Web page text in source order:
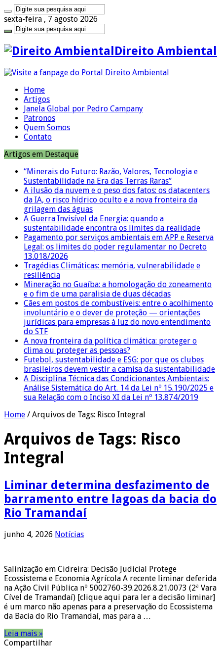
sexta-feira , 7 agosto 2026
Direito Ambiental
Home
Artigos
Janela Global por Pedro Campany
Patronos
Quem Somos
Contato
Artigos em Destaque
“Minerais do Futuro: Razão, Valores, Tecnologia e
Sustentabilidade na Era das Terras Raras”
A ilusão da nuvem e o peso dos fatos: os datacenters
da IA, o risco hídrico oculto e a nova fronteira da
grilagem das águas
A Guerra Invisível da Energia: quando a
sustentabilidade encontra os limites da realidade
Pagamento por serviços ambientais em APP e Reserva
Legal: os limites do poder regulamentar no Decreto
13.018/2026
Tragédias Climáticas: memória, vulnerabilidade e
resiliência
Mineração no Guaíba: a homologação do zoneamento
e o fim de uma paralisia de duas décadas
Cães em postos de combustíveis: entre o acolhimento
involuntário e o dever de proteção — orientações
jurídicas para empresas à luz do novo entendimento
do STF
A nova fronteira da política climática: proteger o
clima ou proteger as pessoas?
Futebol, sustentabilidade e ESG: por que os clubes
brasileiros devem vestir a camisa da sustentabilidade
A Disciplina Técnica das Condicionantes Ambientais:
Análise Sistemática do Art. 14 da Lei nº 15.190/2025 e
sua Relação com o Inciso XI da Lei nº 13.874/2019
Home / Arquivos de Tags: Risco Integral
Arquivos de Tags: Risco
Integral
Liminar determina desfazimento de
barramento entre lagoas da bacia do
Rio Tramandaí
junho 4, 2026 Notícias
Salinização em Cidreira: Decisão Judicial Protege
Ecossistema e Economia Agrícola A recente liminar deferida
na Ação Civil Pública nº 5002760-39.2026.8.21.0073 (2ª Vara
Cível de Tramandaí) [clique aqui para ler a decisão liminar]
é um marco não apenas para a preservação do Ecossistema
da Bacia do Rio Tramandaí, mas para a …
Leia mais »
Compartilhar